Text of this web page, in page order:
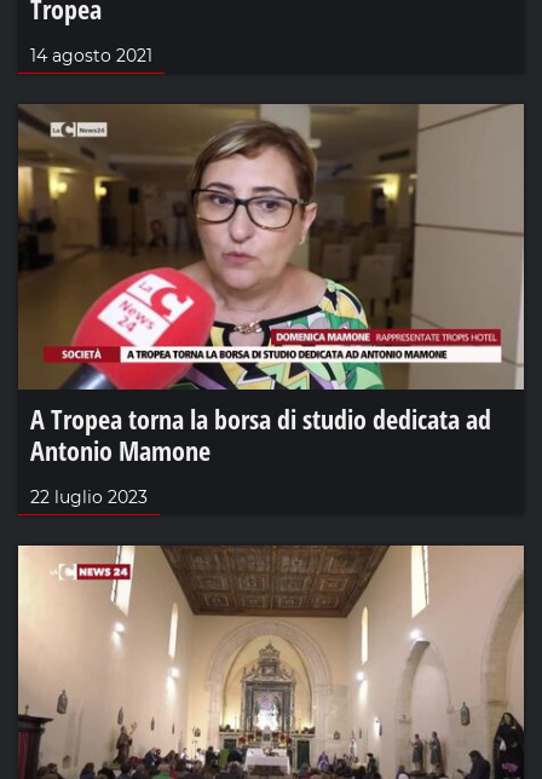
Tropea
14 agosto 2021
A Tropea torna la borsa di studio dedicata ad
Antonio Mamone
22 luglio 2023